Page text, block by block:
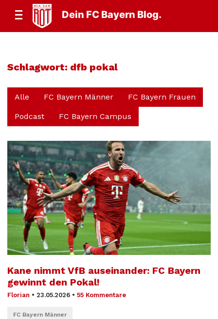
Dein FC Bayern Blog.
Schlagwort: dfb pokal
Alle FC Bayern Männer FC Bayern Frauen
Podcast FC Bayern Campus
Kane nimmt VfB auseinander: FC Bayern
gewinnt den Pokal!
Florian • 23.05.2026 • 55 Kommentare
FC Bayern Männer